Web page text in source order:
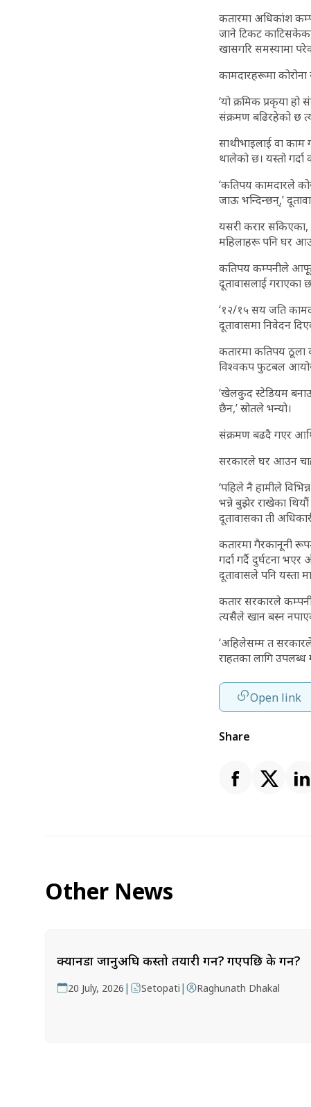
कतारमा अधिकांश
जाने टिकट
खासगरि समस्यामा
कामदारहरूमा
‘यो क्रमिक प्रकृया
संक्रमण बढिरहेको छ
साथीभाइलाई वा
थालेको छ। यस्तो गर्दा
‘कतिपय कामदारले
जाऊ भन्दिन्छन्,’
यसरी करार सकिएका,
महिलाहरू पनि घर
कतिपय कम्पनीले
दूतावासलाई गराएका
‘१२/१५ सय जति
दूतावासमा निवेदन
कतारमा कतिपय ठूला
विश्वकप फुटबल
‘खेलकुद स्टेडियम
छैन,’ स्रोतले भन्यो।
संक्रमण बढदै गएर
सरकारले घर आउन
‘पहिले नै हामीले
भन्ने बुझेर राखेका
दूतावासका ती
कतारमा गैरकानूनी
गर्दा गर्दै दुर्घटना
दूतावासले पनि यस्ता
कतार सरकारले
त्यसैले खान बस्न
‘अहिलेसम्म त
राहतका लागि उपलब्ध
Open link
Share
Other News
क्यानडा जानुअघि कस्तो तयारी गर्ने? गएपछि के गर्ने?
20 July, 2026 | Setopati | Raghunath Dhakal